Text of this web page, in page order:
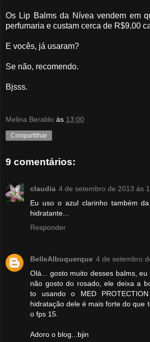
Os Lip Balms da Nívea vendem em
perfumaria e custam cerca de R$9,00
E vocês, já usaram?
Se não, recomendo.
Bjsss.
Melina Beraldo às 13:00
Compartilhar
9 comentários:
claudia 4 de setembro de 2013 às
Eu uso o azul clarinho também
hidratante...
Responder
BelleAlbuquerque 4 de setembro
Olá... gosto muito desses balms,
não gosto do rosado, ele deixa a
to usando o MED
hidratação dele é mais forte do que
o fps 15.
Adoro o blog...bjin